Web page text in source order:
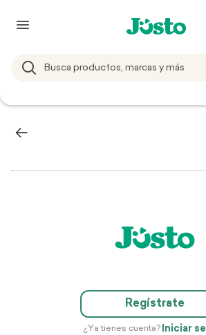
Regístrate
¿Ya tienes cuenta? Iniciar